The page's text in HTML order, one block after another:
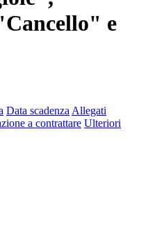
e
Data scadenza Allegati
a contrattare Ulteriori